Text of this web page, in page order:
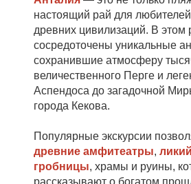
настоящий рай для
древних цивилизаций. В этом
сосредоточены уникальные
сохранившие атмосферу
величественного Перге и
Аспендоса до загадочной
города Кекова.
Популярные экскурсии
древние амфитеатры,
гробницы, храмы и руины,
рассказывают о богатом